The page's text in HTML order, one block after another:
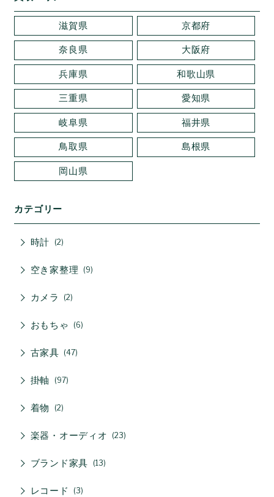
滋賀県 京都府
奈良県 大阪府
兵庫県 和歌山県
三重県 愛知県
岐阜県 福井県
鳥取県 島根県
岡山県
カテゴリー
時計 2
空き家整理 9
カメラ 2
おもちゃ 6
古家具 47
掛軸 97
着物 2
楽器・オーディオ 23
ブランド家具 13
レコード 3